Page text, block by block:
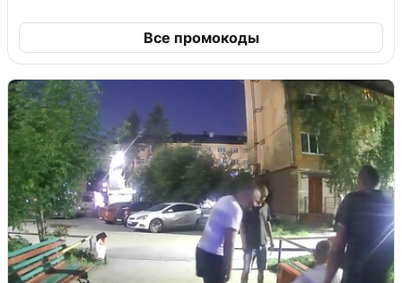
Все промокоды